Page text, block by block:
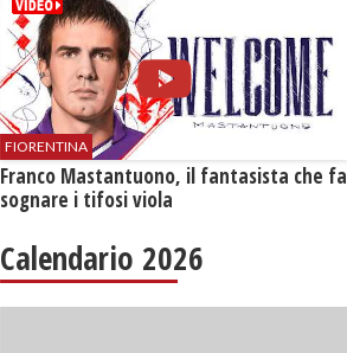
FIORENTINA
Franco Mastantuono, il fantasista che fa
sognare i tifosi viola
Calendario 2026